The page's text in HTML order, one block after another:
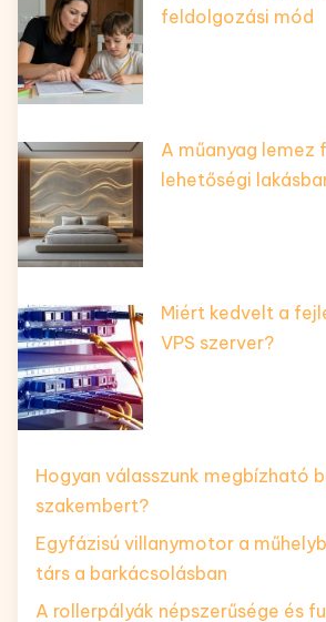
feldolgozási mód
A műanyag lemez
lehetőségi
Miért kedvelt a
VPS szerver?
Hogyan válasszunk megbízható
szakembert?
Egyfázisú villanymotor a
társ a barkácsolásban
A rollerpályák népszerűsége és